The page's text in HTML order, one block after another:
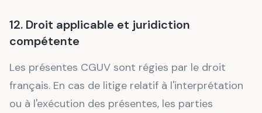
12. Droit applicable et juridiction
compétente
Les présentes CGUV sont régies par le droit
français. En cas de litige relatif à l'interprétation
ou à l'exécution des présentes, les parties